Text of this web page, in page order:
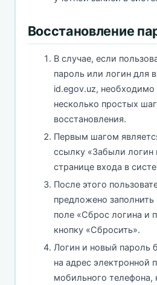
Восстановление
В случае, если
пароль или логин для
id.egov.uz, необходимо
несколько простых
восстановления.
Первым шагом
ссылку «Забыли логин
странице входа в
После этого
предложено
поле «Сброс логина и
кнопку «Сбросить».
Логин и новый пароль
на адрес электронной
мобильного телефона,